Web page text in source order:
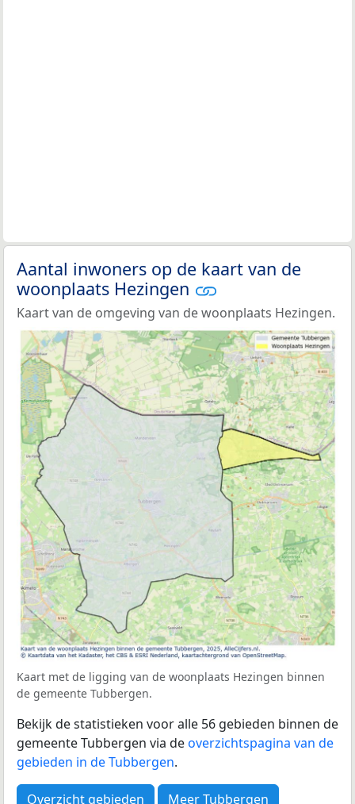
Aantal inwoners op de kaart van de
woonplaats Hezingen
Kaart van de omgeving van de woonplaats Hezingen.
Kaart met de ligging van de woonplaats Hezingen binnen
de gemeente Tubbergen.
Bekijk de statistieken voor alle 56 gebieden binnen de
gemeente Tubbergen via deoverzichtspagina van de
gebieden in de Tubbergen.
Overzicht gebieden Meer Tubbergen